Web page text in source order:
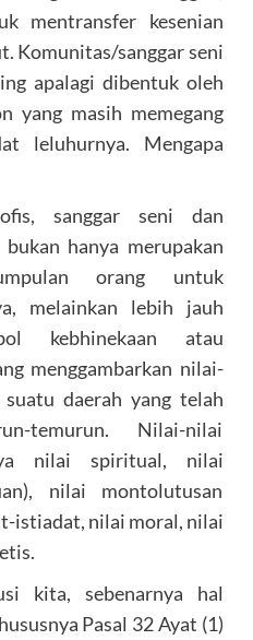
mentransfer kesenian
Komunitas/sanggar seni
apalagi dibentuk oleh
yang masih memegang
leluhurnya. Mengapa
sanggar seni dan
hanya merupakan
orang untuk
melainkan lebih jauh
kebhinekaan atau
menggambarkan nilai-
daerah yang telah
temurun. Nilai-nilai
nilai spiritual, nilai
nilai montolutusan
istiadat, nilai moral, nilai
kita, sebenarnya hal
Pasal 32 Ayat (1)